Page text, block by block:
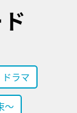
ドラマ
～